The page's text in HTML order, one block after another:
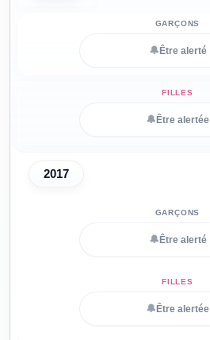
🔔 Être alerté
🔔 Être alertée
2017
🔔 Être alerté
🔔 Être alertée